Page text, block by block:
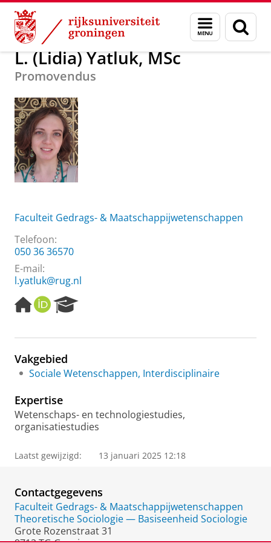
Skip
Content
Skip
Navigation
Menu
en
zoeken
Over ons L. (Lidia) Yatluk, MSc
L. (Lidia) Yatluk, MSc
Promovendus
Faculteit Gedrags- & Maatschappijwetenschappen
Telefoon:
050 36 36570
E-mail:
l.yatluk@rug.nl
H
o
e
a
g
O
R
I
e
c
o
r
l
Vakgebied
Sociale Wetenschappen, Interdisciplinaire
Expertise
Wetenschaps- en technologiestudies,
organisatiestudies
Laatst gewijzigd: 13 januari 2025 12:18
Contactgegevens
Faculteit Gedrags- & Maatschappijwetenschappen
Theoretische Sociologie — Basiseenheid Sociologie
Grote Rozenstraat 31